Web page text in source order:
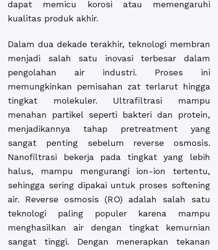
dapat memicu korosi atau memengaruhi
kualitas produk akhir.
Dalam dua dekade terakhir, teknologi membran
menjadi salah satu inovasi terbesar dalam
pengolahan air industri. Proses ini
memungkinkan pemisahan zat terlarut hingga
tingkat molekuler. Ultrafiltrasi mampu
menahan partikel seperti bakteri dan protein,
menjadikannya tahap pretreatment yang
sangat penting sebelum reverse osmosis.
Nanofiltrasi bekerja pada tingkat yang lebih
halus, mampu mengurangi ion-ion tertentu,
sehingga sering dipakai untuk proses softening
air. Reverse osmosis (RO) adalah salah satu
teknologi paling populer karena mampu
menghasilkan air dengan tingkat kemurnian
sangat tinggi. Dengan menerapkan tekanan